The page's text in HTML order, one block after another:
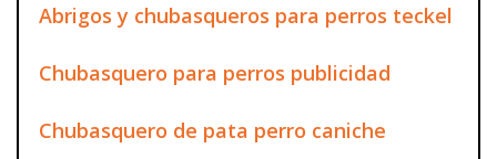
Abrigos y chubasqueros para perros teckel
Chubasquero para perros publicidad
Chubasquero de pata perro caniche